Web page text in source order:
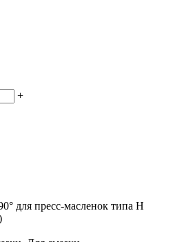
+
для пресс-масленок типа Н